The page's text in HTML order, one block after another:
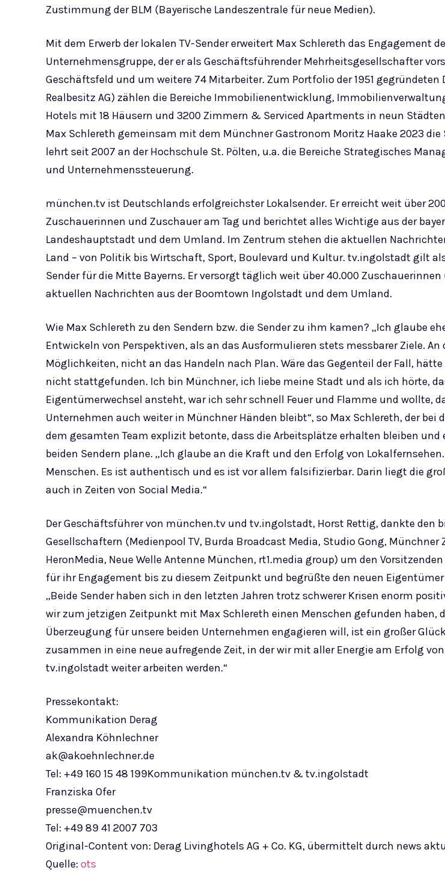
Zustimmung der BLM (Bayerische Landeszentrale für neue Medien).
Mit dem Erwerb der lokalen TV-Sender erweitert Max Schlereth das Engagement
Unternehmensgruppe, der er als Geschäftsführender Mehrheitsgesellschafter
Geschäftsfeld und um weitere 74 Mitarbeiter. Zum Portfolio der 1951 gegründeten
Realbesitz AG) zählen die Bereiche Immobilienentwicklung,
Hotels mit 18 Häusern und 3200 Zimmern & Serviced Apartments in neun
Max Schlereth gemeinsam mit dem Münchner Gastronom Moritz Haake 2023 die
lehrt seit 2007 an der Hochschule St. Pölten, u.a. die Bereiche Strategisches
und Unternehmenssteuerung.
münchen.tv ist Deutschlands erfolgreichster Lokalsender. Er erreicht weit über
Zuschauerinnen und Zuschauer am Tag und berichtet alles Wichtige aus der
Landeshauptstadt und dem Umland. Im Zentrum stehen die aktuellen
Land – von Politik bis Wirtschaft, Sport, Boulevard und Kultur. tv.ingolstadt gilt
Sender für die Mitte Bayerns. Er versorgt täglich weit über 40.000
aktuellen Nachrichten aus der Boomtown Ingolstadt und dem Umland.
Wie Max Schlereth zu den Sendern bzw. die Sender zu ihm kamen? „Ich glaube
Entwickeln von Perspektiven, als an das Ausformulieren stets messbarer Ziele. An
Möglichkeiten, nicht an das Handeln nach Plan. Wäre das Gegenteil der Fall, hätte
nicht stattgefunden. Ich bin Münchner, ich liebe meine Stadt und als ich hörte,
Eigentümerwechsel ansteht, war ich sehr schnell Feuer und Flamme und wollte,
Unternehmen auch weiter in Münchner Händen bleibt“, so Max Schlereth, der bei
dem gesamten Team explizit betonte, dass die Arbeitsplätze erhalten bleiben
beiden Sendern plane. „Ich glaube an die Kraft und den Erfolg von
Menschen. Es ist authentisch und es ist vor allem falsifizierbar. Darin liegt die
auch in Zeiten von Social Media.“
Der Geschäftsführer von münchen.tv und tv.ingolstadt, Horst Rettig, dankte den
Gesellschaftern (Medienpool TV, Burda Broadcast Media, Studio Gong, Münchner
HeronMedia, Neue Welle Antenne München, rt1.media group) um den
für ihr Engagement bis zu diesem Zeitpunkt und begrüßte den neuen
„Beide Sender haben sich in den letzten Jahren trotz schwerer Krisen enorm
wir zum jetzigen Zeitpunkt mit Max Schlereth einen Menschen gefunden haben,
Überzeugung für unsere beiden Unternehmen engagieren will, ist ein großer
zusammen in eine neue aufregende Zeit, in der wir mit aller Energie am Erfolg
tv.ingolstadt weiter arbeiten werden.“
Pressekontakt:
Kommunikation Derag
Alexandra Köhnlechner
ak@akoehnlechner.de
Tel: +49 160 15 48 199Kommunikation münchen.tv & tv.ingolstadt
Franziska Ofer
presse@muenchen.tv
Tel: +49 89 41 2007 703
Original-Content von: Derag Livinghotels AG + Co. KG, übermittelt durch news
Quelle: ots